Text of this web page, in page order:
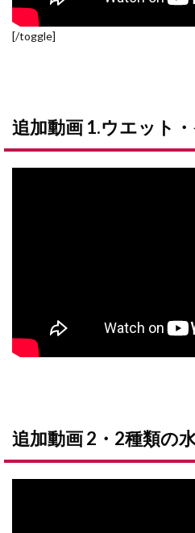
[/toggle]
追加動画 1.ウエット
追加動画 2・2種類の